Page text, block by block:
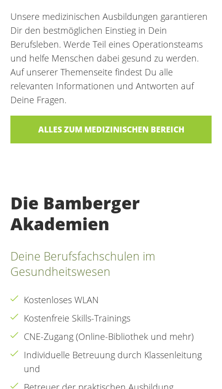
Unsere medizinischen Ausbildungen garantieren
Dir den bestmöglichen Einstieg in Dein
Berufsleben. Werde Teil eines Operationsteams
und helfe Menschen dabei gesund zu werden.
Auf unserer Themenseite findest Du alle
relevanten Informationen und Antworten auf
Deine Fragen.
ALLES ZUM MEDIZINISCHEN BEREICH
Die Bamberger
Akademien
Deine Berufsfachschulen im
Gesundheitswesen
Kostenloses WLAN
Kostenfreie Skills-Trainings
CNE-Zugang (Online-Bibliothek und mehr)
Individuelle Betreuung durch Klassenleitung
und